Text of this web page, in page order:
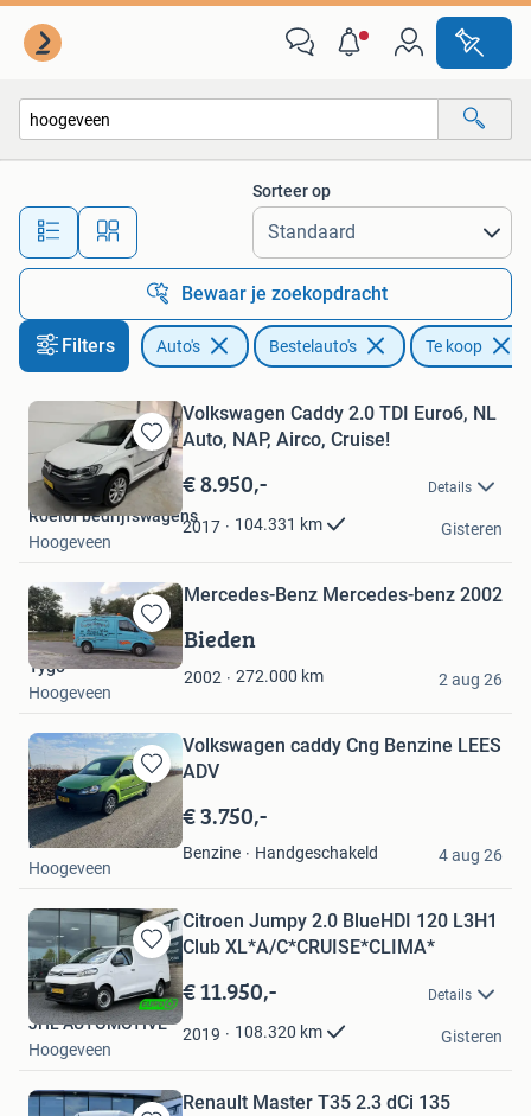
Alle afstanden…
Sorteer op
Bewaar je zoekopdracht
Filters Auto's Bestelauto's Te koop
Bewaren
in
Mijn
Favorieten
Volkswagen Caddy 2.0 TDI Euro6, NL
Auto, NAP, Airco, Cruise!
€ 8.950,- Details
2017 104.331 km
Roelof bedrijfswagens
Hoogeveen
Gisteren
Bewaren
in
Mercedes-Benz Mercedes-benz 2002
Bieden
2002 272.000 km
Tygo
Hoogeveen
2 aug 26
Bewaren
in
Mijn
Favorieten
Volkswagen caddy Cng Benzine LEES
ADV
€ 3.750,-
Benzine Handgeschakeld
bertus
Hoogeveen
4 aug 26
Bewaren
in
Mijn
Favorieten
Citroen Jumpy 2.0 BlueHDI 120 L3H1
Club XL*A/C*CRUISE*CLIMA*
€ 11.950,- Details
2019 108.320 km
JHL AUTOMOTIVE
Hoogeveen
Gisteren
Renault Master T35 2.3 dCi 135